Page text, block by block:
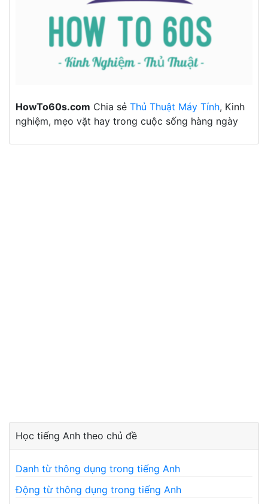
HowTo60s.com Chia sẻ Thủ Thuật Máy Tính, Kinh
nghiệm, mẹo vặt hay trong cuộc sống hàng ngày
Học tiếng Anh theo chủ đề
Danh từ thông dụng trong tiếng Anh
Động từ thông dụng trong tiếng Anh